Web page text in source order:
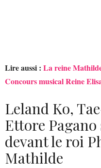
Lire aussi : La reine
Concours musical Reine
Leland Ko,
Ettore
devant le roi
Mathilde